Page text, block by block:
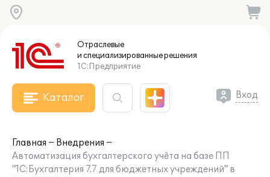
Отраслевые
и специализированныерешения
1С:Предприятие
Каталог Вход
Главная
Внедрения
Автоматизация бухгалтерского учёта на базе ПП
"1С:Бухгалтерия 7.7 для бюджетных учреждений" в